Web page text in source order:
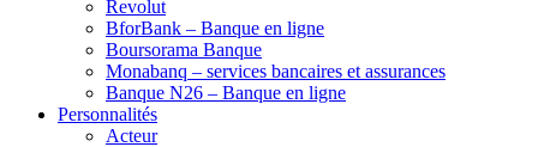
Revolut
BforBank – Banque en ligne
Boursorama Banque
Monabanq – services bancaires et assurances
Banque N26 – Banque en ligne
Personnalités
Acteur